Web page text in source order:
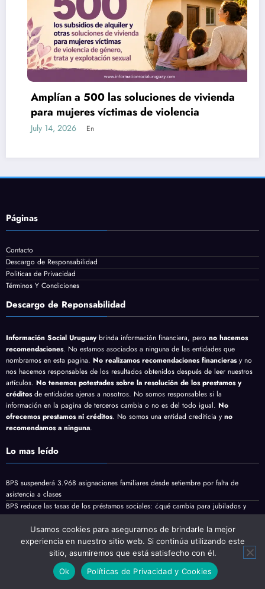
Amplían a 500 las soluciones de vivienda
para mujeres víctimas de violencia
July 14, 2026
Páginas
Contacto
Descargo de Responsabilidad
Politicas de Privacidad
Términos Y Condiciones
Descargo de Reponsabilidad
Información Social Uruguaybrinda información financiera, pero no hacemos
recomendaciones. No estamos asociados a ninguna de las entidades que
nombramos en esta pagina. No realizamos recomendaciones financierasy no
nos hacemos responsables de los resultados obtenidos después de leer nuestros
artículos. No tenemos potestades sobre la resolución de los prestamos y
créditosde entidades ajenas a nosotros. No somos responsables si la
información en la pagina de terceros cambia o no es del todo igual. No
ofrecemos prestamos ni créditos. No somos una entidad crediticia y no
recomendamos a ninguna.
Lo mas leído
BPS suspenderá 3.968 asignaciones familiares desde setiembre por falta de
asistencia a clases
BPS reduce las tasas de los préstamos sociales: ¿qué cambia para jubilados y
pensionistas?
Jubilaciones y pensiones minimas vienen con aumento en Agosto
Desarrollado por Del Plata Marketing
Usamos cookies para asegurarnos de brindarle la mejor
experiencia en nuestro sitio web. Si continúa utilizando este
sitio, asumiremos que está satisfecho con él.
Ok
Políticas de Privacidad y Cookies